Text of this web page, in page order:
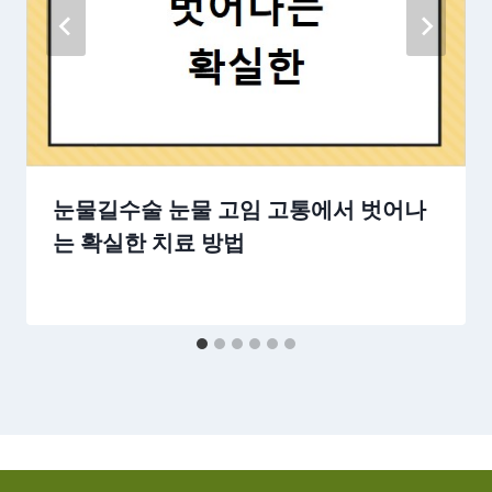
눈물길수술 눈물 고임 고통에서 벗어나
는 확실한 치료 방법